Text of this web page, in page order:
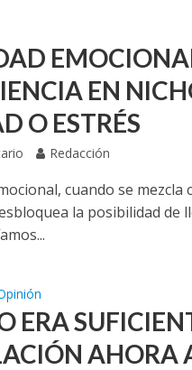
EN
O ESTRÉS
Redacción
cuando se mezcla
la posibilidad de
ERA
AHORA